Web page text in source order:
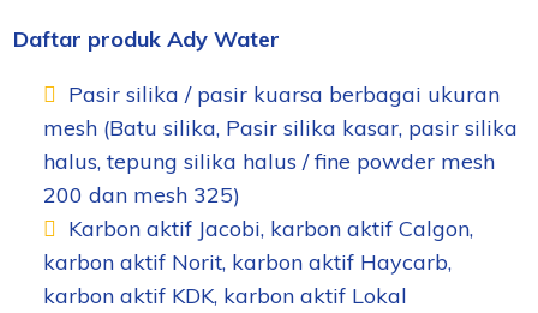
Daftar produk Ady Water
Pasir silika / pasir kuarsa berbagai ukuran
mesh (Batu silika, Pasir silika kasar, pasir silika
halus, tepung silika halus / fine powder mesh
200 dan mesh 325)
Karbon aktif Jacobi, karbon aktif Calgon,
karbon aktif Norit, karbon aktif Haycarb,
karbon aktif KDK, karbon aktif Lokal